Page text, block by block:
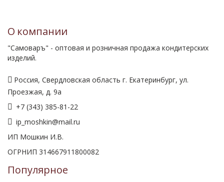
О компании
"Самоваръ" - оптовая и розничная продажа кондитерских
изделий.
Россия, Свердловская область г. Екатеринбург, ул.
Проезжая, д. 9а
+7 (343) 385-81-22
ip_moshkin@mail.ru
ИП Мошкин И.В.
ОГРНИП 314667911800082
Популярное